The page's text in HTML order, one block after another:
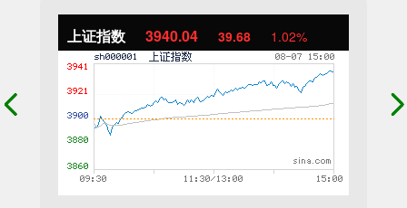
上证指数 3940.04 39.68 1.02%